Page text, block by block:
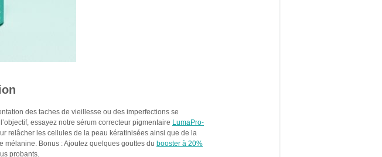
des taches de vieillesse ou des imperfections se
essayez notre sérum correcteur pigmentaire LumaPro-
relâcher les cellules de la peau kératinisées ainsi que de la
Bonus : Ajoutez quelques gouttes du booster à 20%
probants.